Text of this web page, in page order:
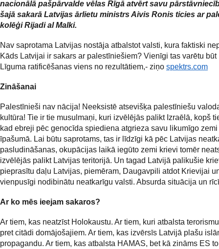
nacionālā pašpārvalde vēlas Rīgā atvērt savu
šajā sakarā Latvijas ārlietu ministrs Aivis Ronis ticies ar
kolēģi Rijadi al Malki.
Nav saprotama Latvijas nostāja atbalstot valsti, kura faktiski
Kāds Latvijai ir sakars ar palestīniešiem? Vienīgi tas varētu
Līguma ratificēšanas viens no rezultātiem,- ziņo spektrs.com
Zināšanai
Palestīnieši nav nācija! Neeksistē atsevišķa palestīniešu
kultūra! Tie ir tie musulmaņi, kuri izvēlējās palikt Izraēlā, kopš
kad ebreji pēc genocīda spiediena atgrieza savu likumīgo
īpašumā. Lai būtu saprotams, tas ir līdzīgi kā pēc Latvijas
pasludināšanas, okupācijas laikā iegūto zemi krievi tomēr
izvēlējās palikt Latvijas teritorijā. Un tagad Latvijā palikušie
pieprasītu daļu Latvijas, piemēram, Daugavpili atdot Krievijai
vienpusīgi nodibinātu neatkarīgu valsti. Absurda situācija un
Ar ko mēs ieejam sakaros?
Ar tiem, kas neatzīst Holokaustu. Ar tiem, kuri atbalsta
pret citādi domājošajiem. Ar tiem, kas izvērsīs Latvijā plašu
propagandu. Ar tiem, kas atbalsta HAMAS, bet kā zināms ES